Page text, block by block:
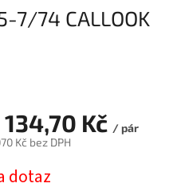
7/74 CALLOOK
Kč / pár
Kč bez DPH
dotaz